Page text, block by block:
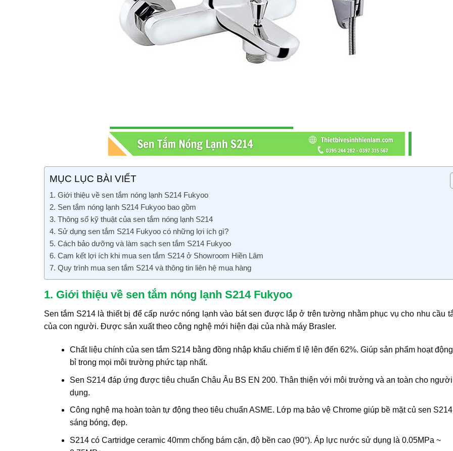
MỤC LỤC BÀI VIẾT
1. Giới thiệu về sen tắm nóng lạnh S214 Fukyoo
2. Sen tắm nóng lạnh S214 Fukyoo bao gồm
3. Thông số kỹ thuật của sen tắm nóng lạnh S214
4. Sử dụng sen tắm S214 Fukyoo có những lợi ích gì?
5. Cách bảo dưỡng và làm sạch sen tắm S214 Fukyoo
6. Cam kết lợi ích khi mua sen tắm S214 ở Showroom Hiền Lâm
7. Quy trình mua sen tắm S214 và thông tin liên hệ mua hàng
1. Giới thiệu về sen tắm nóng lạnh S214 Fukyoo
Sen tắm S214 là thiết bị để cấp nước nóng lạnh vào bát sen được lắp ở trên tường nhằm phục vụ cho nhu cầu
của con người. Được sản xuất theo công nghệ mới hiện đại của nhà máy Brasler.
Chất liệu chính của sen tắm S214 bằng đồng nhập khẩu chiếm tỉ lệ lên đến 62%. Giúp sản phẩm hoạt
bỉ trong mọi môi trường phức tạp nhất.
Sen S214 đáp ứng được tiêu chuẩn Châu Âu BS EN 200. Thân thiện với môi trường và an toàn cho
dụng.
Công nghệ mạ hoàn toàn tự động theo tiêu chuẩn ASME. Lớp mạ bảo vệ Chrome giúp bề mặt củ sen
sáng bóng, đẹp.
S214 có Cartridge ceramic 40mm chống bám cặn, độ bền cao (90°). Áp lực nước sử dụng là 0.05MPa ~